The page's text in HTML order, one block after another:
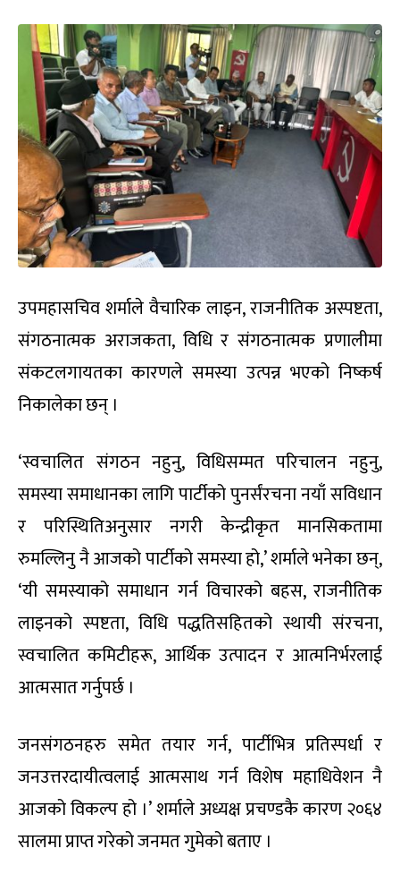
उपमहासचिव शर्माले वैचारिक लाइन, राजनीतिक अस्पष्टता,
संगठनात्मक अराजकता, विधि र संगठनात्मक प्रणालीमा
संकटलगायतका कारणले समस्या उत्पन्न भएको निष्कर्ष
निकालेका छन् ।
‘स्वचालित संगठन नहुनु, विधिसम्मत परिचालन नहुनु,
समस्या समाधानका लागि पार्टीको पुनर्संरचना नयाँ सविधान
र परिस्थितिअनुसार नगरी केन्द्रीकृत मानसिकतामा
रुमल्लिनु नै आजको पार्टीको समस्या हो,’ शर्माले भनेका छन्,
‘यी समस्याको समाधान गर्न विचारको बहस, राजनीतिक
लाइनको स्पष्टता, विधि पद्धतिसहितको स्थायी संरचना,
स्वचालित कमिटीहरू, आर्थिक उत्पादन र आत्मनिर्भरलाई
आत्मसात गर्नुपर्छ ।
जनसंगठनहरु समेत तयार गर्न, पार्टीभित्र प्रतिस्पर्धा र
जनउत्तरदायीत्वलाई आत्मसाथ गर्न विशेष महाधिवेशन नै
आजको विकल्प हो ।’ शर्माले अध्यक्ष प्रचण्डकै कारण २०६४
सालमा प्राप्त गरेको जनमत गुमेको बताए ।